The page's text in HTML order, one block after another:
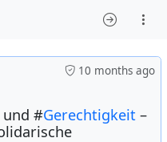
10 months ago
und #Gerechtigkeit –